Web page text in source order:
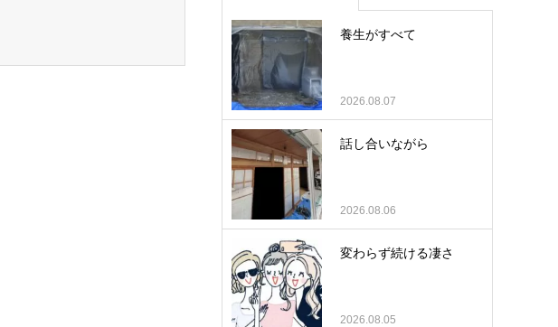
養生がすべて
2026.08.07
話し合いながら
2026.08.06
変わらず続ける凄さ
2026.08.05